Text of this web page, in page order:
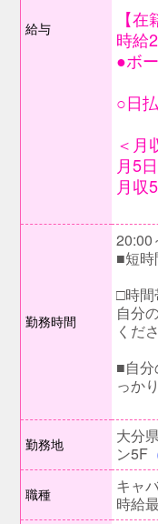
給与
【在
時給
●ボ
○日
＜月
月5
月収
勤務時間
20:00
■短
□時間
自分
くだ
■自
っか
勤務地
大分
ン5F
職種
キャ
時給